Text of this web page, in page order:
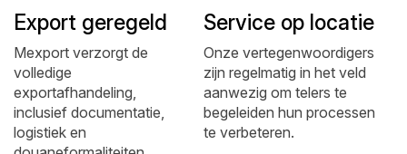
Export geregeld
Mexport verzorgt de
volledige
exportafhandeling,
inclusief documentatie,
logistiek en
Service op locatie
Onze vertegenwoordigers
zijn regelmatig in het veld
aanwezig om telers te
begeleiden hun processen
te verbeteren.